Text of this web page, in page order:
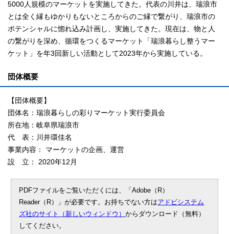
5000人規模のマーケットを実施してきた。代表の川井は、瑞浪市
とは全く縁もゆかりもないところからのご縁で繋がり、瑞浪市の
ポテンシャルに惚れ込み計画し、実施してきた。現在は、物と人
の繋がりを深め、循環をつくるマーケット「瑞浪暮らし整うマー
ケット」を年3回新しい活動として2023年から実施している。
団体概要
【団体概要】
団体名：瑞浪暮らしの彩りマーケット実行委員会
所在地：岐阜県瑞浪市
代 表：川井環佳名
事業内容： マーケットの企画、運営
設 立： 2020年12月
PDFファイルをご覧いただくには、「Adobe（R）
Reader（R）」が必要です。お持ちでない方はアドビシステム
ズ社のサイト（新しいウィンドウ）からダウンロード（無料）
してください。